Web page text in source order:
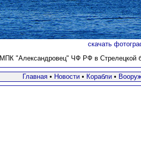
скачать
МПК "Александровец" ЧФ РФ в Стрелецкой
Главная• Новости• Корабли•